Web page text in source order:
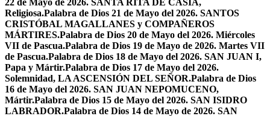
22 de Mayo de 2026. SANTA RITA DE CASIA,
Religiosa.Palabra de Dios 21 de Mayo del 2026. SANTOS
CRISTÓBAL MAGALLANES y COMPAÑEROS
MÁRTIRES.Palabra de Dios 20 de Mayo del 2026. Miércoles
VII de Pascua.Palabra de Dios 19 de Mayo de 2026. Martes VII
de Pascua.Palabra de Dios 18 de Mayo del 2026. SAN JUAN I,
Papa y Mártir.Palabra de Dios 17 de Mayo del 2026.
Solemnidad, LA ASCENSIÓN DEL SEÑOR.Palabra de Dios
16 de Mayo del 2026. SAN JUAN NEPOMUCENO,
Mártir.Palabra de Dios 15 de Mayo del 2026. SAN ISIDRO
LABRADOR.Palabra de Dios 14 de Mayo de 2026. SAN